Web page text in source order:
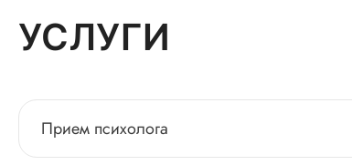
УСЛУГИ
Прием психолога